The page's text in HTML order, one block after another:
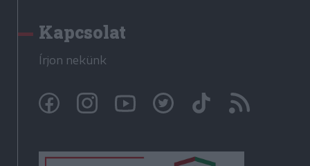
Kapcsolat
Írjon nekünk